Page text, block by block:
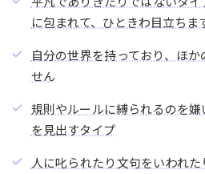
に包まれて、ひときわ目立ちま
自分の世界を持っており、ほ
せん
規則やルールに縛られるのを
を見出すタイプ
人に叱られたり文句をいわれ